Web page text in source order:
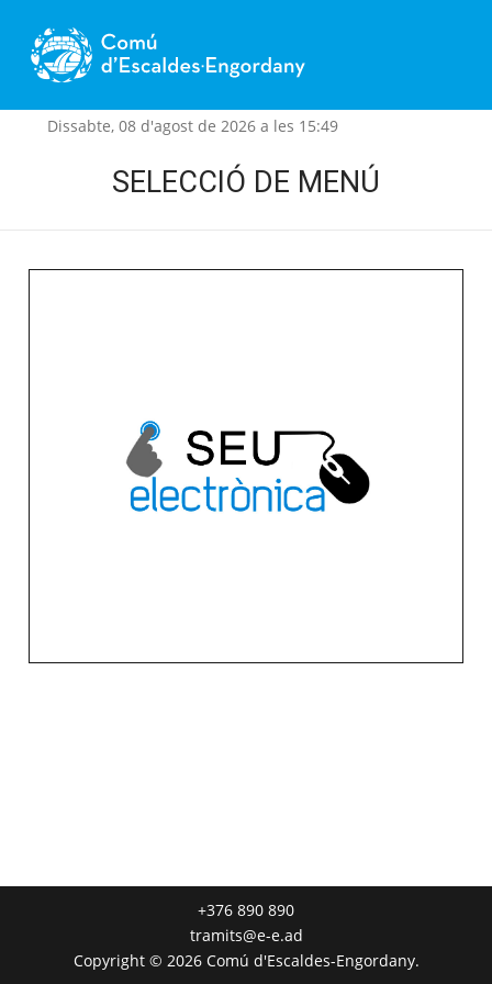
Dissabte, 08 d'agost de 2026 a les 15:49
SELECCIÓ DE MENÚ
+376 890 890
tramits@e-e.ad
Copyright © 2026 Comú d'Escaldes-Engordany.